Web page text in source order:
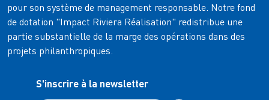
pour son système de management responsable. Notre fond
de dotation "Impact Riviera Réalisation" redistribue une
partie substantielle de la marge des opérations dans des
projets philanthropiques.
S'inscrire à la newsletter